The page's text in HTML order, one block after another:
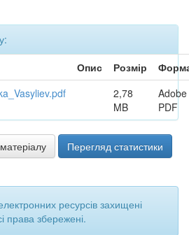
Опис Розмір
2,78
MB
Adobe
PDF
Перегляд статистики
ресурсів захищені
права збережені.